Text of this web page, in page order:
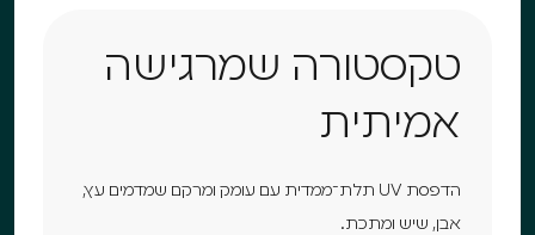
טקסטורה שמרגישה
אמיתית
הדפסת UV תלת־ממדית עם עומק ומרקם שמדמים עץ,
אבן, שיש ומתכת.